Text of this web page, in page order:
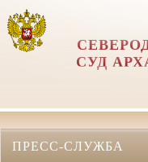
СУД
ПРЕСС-СЛУЖБА